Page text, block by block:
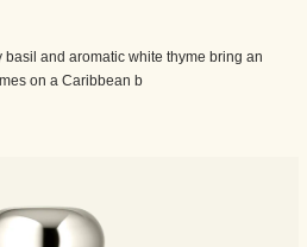
and aromatic white thyme bring an
on a Caribbean b